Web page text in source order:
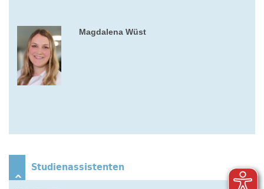
Magdalena Wüst
Studienassistenten